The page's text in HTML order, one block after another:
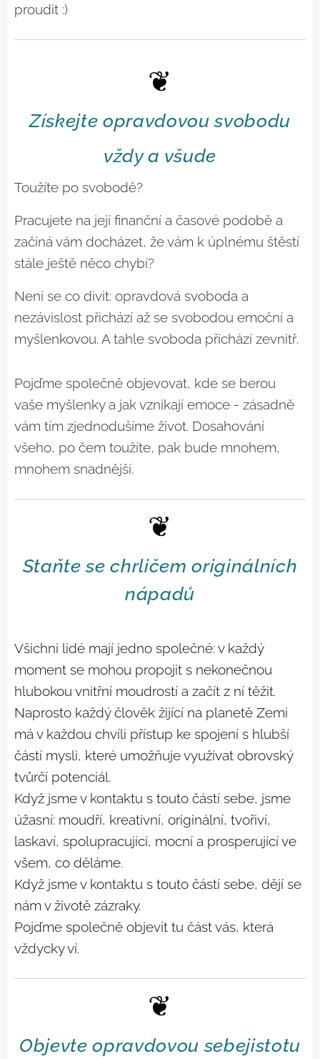
proudit :)
❦
Získejte opravdovou svobodu
vždy a všude
Toužíte po svobodě?
Pracujete na její finanční a časové podobě a
začíná vám docházet, že vám k úplnému štěstí
stále ještě něco chybí?
Není se co divit: opravdová svoboda a
nezávislost přichází až se svobodou emoční a
myšlenkovou. A tahle svoboda přichází zevnitř.
Pojďme společně objevovat, kde se berou
vaše myšlenky a jak vznikají emoce - zásadně
vám tím zjednodušíme život. Dosahování
všeho, po čem toužíte, pak bude mnohem,
mnohem snadnější.
❦
Staňte se chrličem originálních
nápadů
Všichni lidé mají jedno společné: v každý
moment se mohou propojit s nekonečnou
hlubokou vnitřní moudrostí a začít z ní těžit.
Naprosto každý člověk žijící na planetě Zemi
má v každou chvíli přístup ke spojení s hlubší
částí mysli, které umožňuje využívat obrovský
tvůrčí potenciál.
Když jsme v kontaktu s touto částí sebe, jsme
úžasní: moudří, kreativní, originální, tvořiví,
laskaví, spolupracující, mocní a prosperující ve
všem, co děláme.
Když jsme v kontaktu s touto částí sebe, dějí se
nám v životě zázraky.
Pojďme společně objevit tu část vás, která
vždycky ví.
❦
Objevte opravdovou sebejistotu